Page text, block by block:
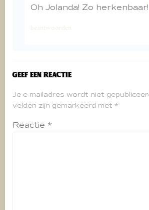
Oh Jolanda! Zo herkenbaar!
beantwoorden
Geef een reactie
Je e-mailadres wordt niet
velden zijn gemarkeerd met *
Reactie *